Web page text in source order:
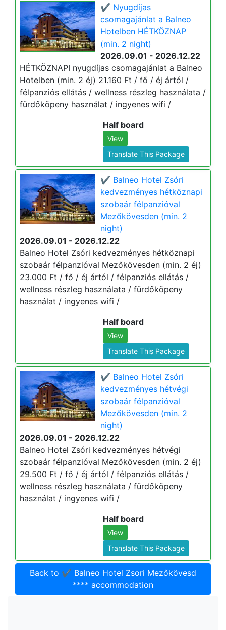
✔️ Nyugdíjas
csomagajánlat a Balneo
Hotelben HÉTKÖZNAP
(min. 2 night)
2026.09.01 - 2026.12.22
HÉTKÖZNAPI nyugdíjas csomagajánlat a Balneo
Hotelben (min. 2 éj) 21.160 Ft / fő / éj ártól /
félpanziós ellátás / wellness részleg használata /
fürdőköpeny használat / ingyenes wifi /
Half board
View
Translate This Package
✔️ Balneo Hotel Zsóri
kedvezményes hétköznapi
szobaár félpanzióval
Mezőkövesden (min. 2
night)
2026.09.01 - 2026.12.22
Balneo Hotel Zsóri kedvezményes hétköznapi
szobaár félpanzióval Mezőkövesden (min. 2 éj)
23.000 Ft / fő / éj ártól / félpanziós ellátás /
wellness részleg használata / fürdőköpeny
használat / ingyenes wifi /
Half board
View
Translate This Package
✔️ Balneo Hotel Zsóri
kedvezményes hétvégi
szobaár félpanzióval
Mezőkövesden (min. 2
night)
2026.09.01 - 2026.12.22
Balneo Hotel Zsóri kedvezményes hétvégi
szobaár félpanzióval Mezőkövesden (min. 2 éj)
29.500 Ft / fő / éj ártól / félpanziós ellátás /
wellness részleg használata / fürdőköpeny
használat / ingyenes wifi /
Half board
View
Translate This Package
Back to ✔️ Balneo Hotel Zsori Mezőkövesd
**** accommodation